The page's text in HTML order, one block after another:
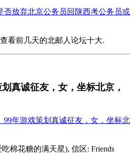
否放弃北京公务员回陕西考公务员或
看前几天的北邮人论坛十大.
划真诚征友，女，坐标北京，
99年游戏策划真诚征友，女，坐标北
吃棉花糖的满天星), 信区: Friends